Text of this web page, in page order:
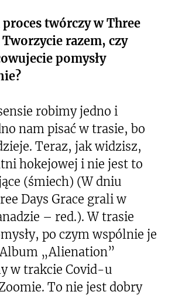
proces twórczy w Three
Tworzycie razem, czy
pomysły
robimy jedno i
nam pisać w trasie, bo
Teraz, jak widzisz,
hokejowej i nie jest to
(śmiech) (W dniu
Days Grace grali w
– red.). W trasie
po czym wspólnie je
„Alienation”
w trakcie Covid-u
To nie jest dobry